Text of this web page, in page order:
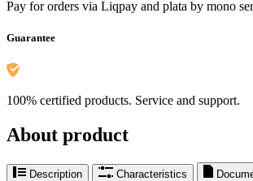
Pay for orders via Liqpay and plata by mono
Guarantee
100% certified products. Service and support.
About product
Description Characteristics